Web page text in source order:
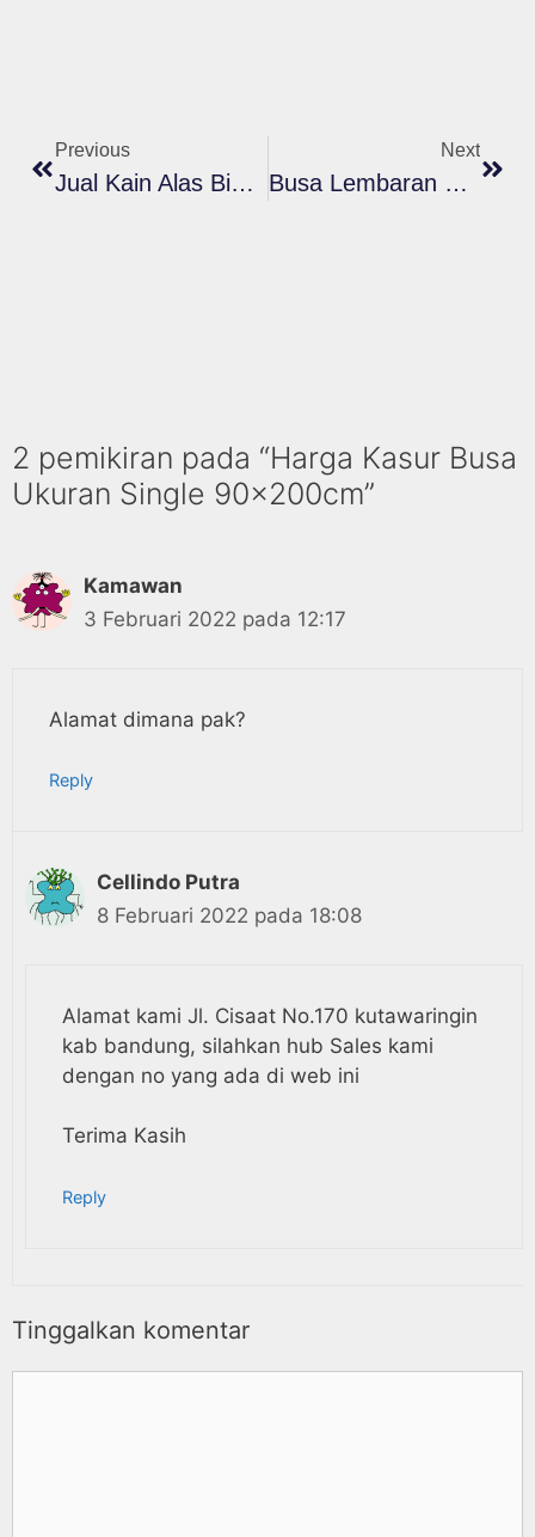
Previous
Jual Kain Alas Bintik Busa Spunbond Mika
Next
Busa Lembaran Surpet
2 pemikiran pada “Harga Kasur Busa
Ukuran Single 90x200cm”
Kamawan
3 Februari 2022 pada 12:17
Alamat dimana pak?
Reply
Cellindo Putra
8 Februari 2022 pada 18:08
Alamat kami Jl. Cisaat No.170 kutawaringin
kab bandung, silahkan hub Sales kami
dengan no yang ada di web ini
Terima Kasih
Reply
Tinggalkan komentar